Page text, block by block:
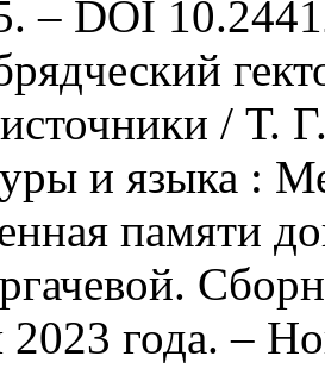
– DOI
/ Т.
и языка :
памяти
2023 года. –